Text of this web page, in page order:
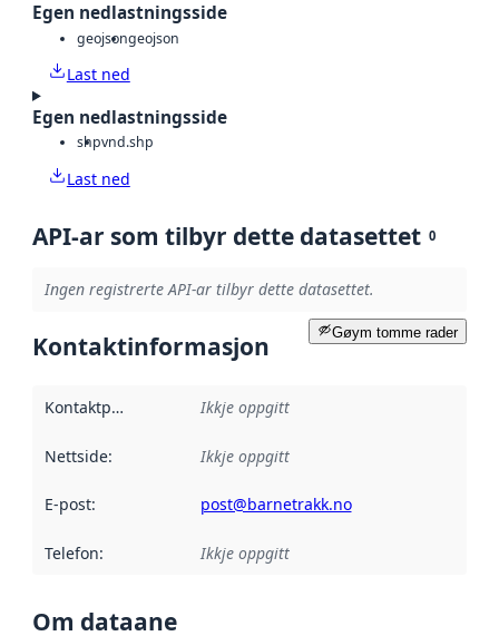
Egen nedlastningsside
geojsongeojson
Last ned
Egen nedlastningsside
shpvnd.shp
Last ned
API-ar som tilbyr dette datasettet 0
Ingen registrerte API-ar tilbyr dette datasettet.
Gøym tomme rader
Kontaktinformasjon
Kontaktpunkt Ikkje oppgitt
Nettside: Ikkje oppgitt
E-post: post@barnetrakk.no
Telefon: Ikkje oppgitt
Om dataane